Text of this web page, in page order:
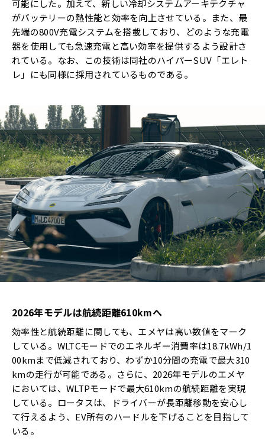
可能にした。加えて、新しい冷却システムアーキテクチャ
がバッテリーの熱性能と効率を向上させている。また、最
先端の800V充電システムを搭載しており、どのような充電
器を使用しても急速充電と高い効率を提供するよう設計さ
れている。なお、この技術は同社のハイパーSUV「エレト
レ」にも同様に採用されているものである。
2026年モデルは航続距離610kmへ
効率性と航続距離に関しても、エメヤは高い数値をマーク
している。WLTCモードでのエネルギー消費率は18.7kWh/1
00kmまで低減されており、わずか10分間の充電で最大310
kmの走行が可能である。さらに、2026年モデルのエメヤ
においては、WLTPモードで最大610kmの航続距離を実現
している。ロータスは、ドライバーが長距離移動を安心し
て行えるよう、EV所有のハードルを下げることを目指して
いる。